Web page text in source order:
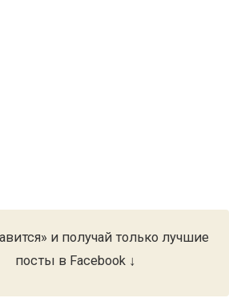
и получай только лучшие
посты в Facebook ↓